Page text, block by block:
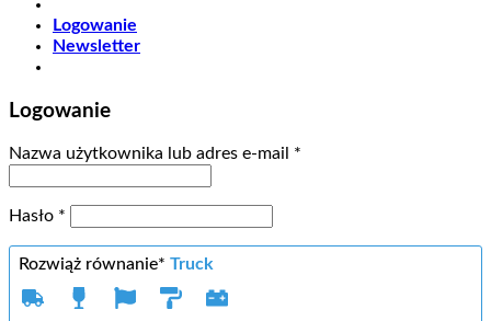
Logowanie
Newsletter
Logowanie
Nazwa użytkownika lub adres e-mail *
Hasło *
Rozwiąż równanie* Truck